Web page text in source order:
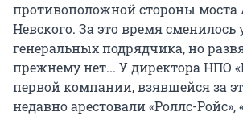
противоположной стороны моста
Невского. За это время сменилось
генеральных подрядчика, но
прежнему нет... У директора НПО
первой компании, взявшейся за
недавно арестовали «Роллс-Ройс»,